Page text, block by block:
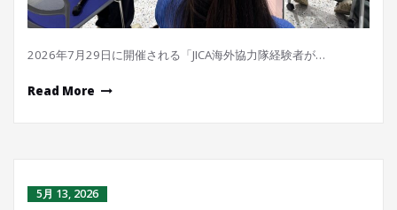
2026年7月29日に開催される「JICA海外協力隊経験者が…
Read More
5月 13, 2026